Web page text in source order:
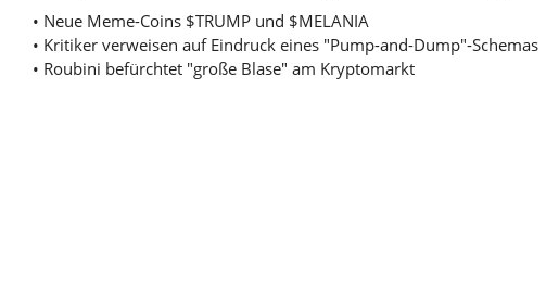
• Neue Meme-Coins $TRUMP und $MELANIA
• Kritiker verweisen auf Eindruck eines "Pump-and-Dump"-Schemas
• Roubini befürchtet "große Blase" am Kryptomarkt